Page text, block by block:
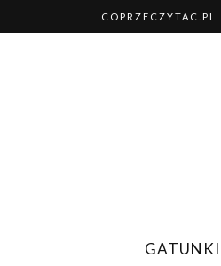
COPRZECZYTAC.PL
GATUNKI